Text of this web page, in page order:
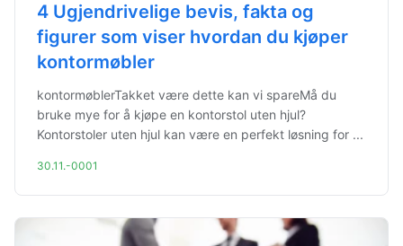
4 Ugjendrivelige bevis, fakta og
figurer som viser hvordan du kjøper
kontormøbler
kontormøblerTakket være dette kan vi spareMå du
bruke mye for å kjøpe en kontorstol uten hjul?
Kontorstoler uten hjul kan være en perfekt løsning for ...
30.11.-0001